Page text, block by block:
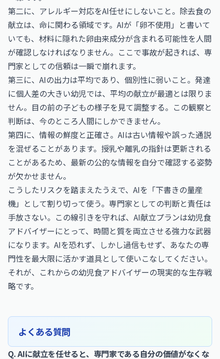
第二に、アレルギー対応をAI任せにしないこと。除去食の
献立は、命に関わる領域です。AIが「卵不使用」と書いて
いても、材料に隠れた卵由来成分が含まれる可能性を人間
が確認しなければなりません。ここで事故が起きれば、専
門家としての信頼は一瞬で崩れます。
第三に、AIの出力は平均であり、個別性に弱いこと。発達
に個人差の大きい幼児では、平均の献立が最適とは限りま
せん。目の前の子どもの様子を見て調整する。この観察と
判断は、今のところ人間にしかできません。
第四に、情報の鮮度と正確さ。AIは古い情報や誤った通説
を混ぜることがあります。授乳や離乳の指針は更新される
ことがあるため、最新の公的な情報を自分で確認する姿勢
が欠かせません。
こうしたリスクを踏まえたうえで、AIを「下書きの量産
機」として割り切って使う。専門家としての判断と責任は
手放さない。この線引きを守れば、AI献立プランは幼児食
アドバイザーにとって、時間と質を両立させる強力な武器
になります。AIを恐れず、しかし過信もせず、あなたの専
門性を最大限に活かす道具として使いこなしてください。
それが、これからの幼児食アドバイザーの現実的な生存戦
略です。
よくある質問
Q. AIに献立を任せると、専門家である自分の価値がなくな